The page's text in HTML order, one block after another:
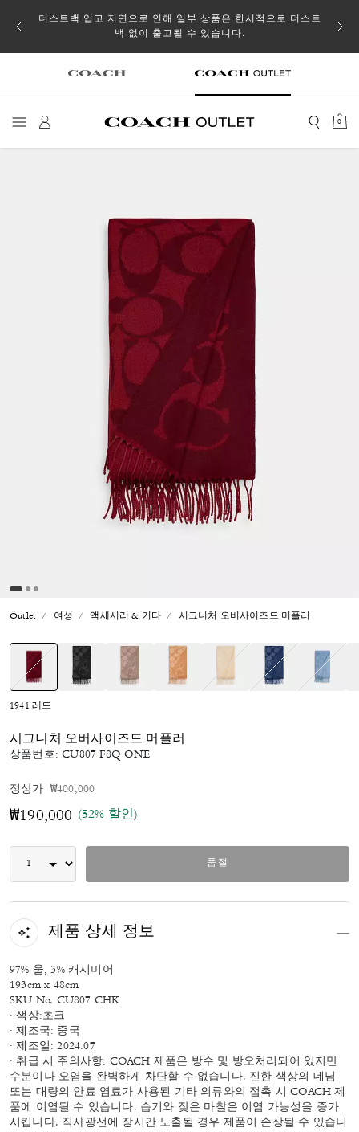
될 수
더스트백 입고 지연으로 인해 일부 상품은 한시적으로 더스트
백 없이 출고될 수 있습니다.
0
Outlet 여성 액세서리 & 기타 시그니처 오버사이즈드 머플러
1941 레드
시그니처 오버사이즈드 머플러
상품번호:CU807 F8Q ONE
정상가 가격 인하 전
₩400,000인하됨
₩190,000 (52% 할인)
품절
제품 상세 정보
97% 울, 3% 캐시미어
193cm x 48cm
SKU No. CU807 CHK
· 색상:초크
· 제조국: 중국
· 제조일: 2024.07
· 취급 시 주의사항: COACH 제품은 방수 및 방오처리되어 있지만
수분이나 오염을 완벽하게 차단할 수 없습니다. 진한 색상의 데님
또는 대량의 안료 염료가 사용된 기타 의류와의 접촉 시 COACH 제
품에 이염될 수 있습니다. 습기와 잦은 마찰은 이염 가능성을 증가
시킵니다. 직사광선에 장시간 노출될 경우 제품이 손상될 수 있습니